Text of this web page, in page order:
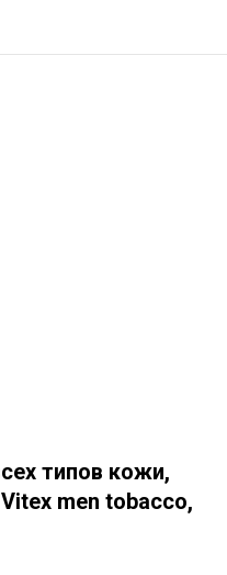
типов кожи,
men tobacco,